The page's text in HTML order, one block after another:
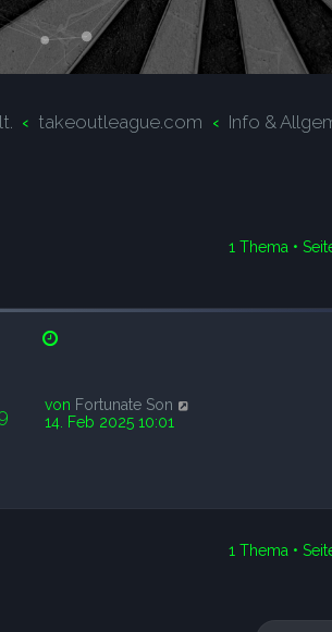
takeoutleague.com Info &
1 Thema •
von Fortunate Son
14. Feb 2025 10:01
1 Thema •